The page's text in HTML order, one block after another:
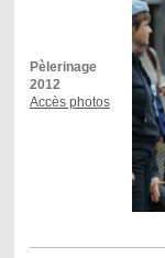
Pèlerinage
2012
Accès photos